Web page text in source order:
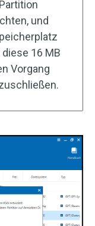
und
16 MB
Vorgang